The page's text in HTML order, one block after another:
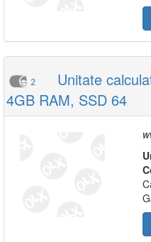
2
Unitate
4GB RAM, SSD 64